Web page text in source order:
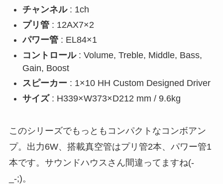
チャンネル: 1ch
プリ管: 12AX7×2
パワー管: EL84×1
コントロール: Volume, Treble, Middle, Bass,
Gain, Boost
スピーカー : 1×10 HH Custom Designed Driver
サイズ: H339×W373×D212 mm / 9.6kg
このシリーズでもっともコンパクトなコンボアン
プ。 出力6W、搭載真空管はプリ管2本、 パワー管1
本です。サウンドハウスさん間違ってますね(-
_-;)。